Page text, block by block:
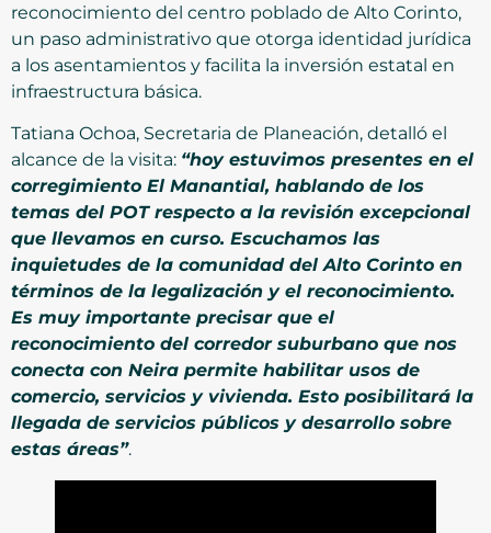
reconocimiento del centro poblado de Alto Corinto,
un paso administrativo que otorga identidad jurídica
a los asentamientos y facilita la inversión estatal en
infraestructura básica.
Tatiana Ochoa, Secretaria de Planeación, detalló el
alcance de la visita: “hoy estuvimos presentes en el
corregimiento El Manantial, hablando de los
temas del POT respecto a la revisión excepcional
que llevamos en curso. Escuchamos las
inquietudes de la comunidad del Alto Corinto en
términos de la legalización y el reconocimiento.
Es muy importante precisar que el
reconocimiento del corredor suburbano que nos
conecta con Neira permite habilitar usos de
comercio, servicios y vivienda. Esto posibilitará la
llegada de servicios públicos y desarrollo sobre
estas áreas”.